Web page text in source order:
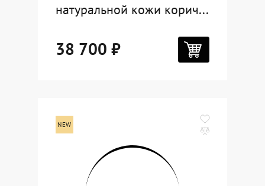
натуральной кожи корич...
38 700 ₽